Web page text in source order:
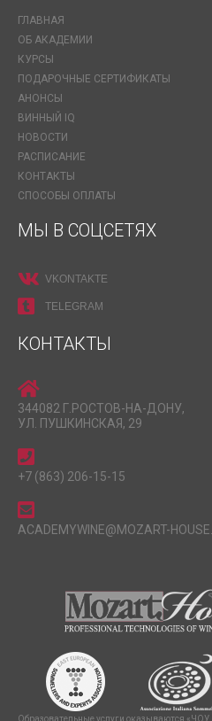
ГЛАВНАЯ
ОБ АКАДЕМИИ
КУРСЫ
ПОДАРОЧНЫЕ СЕРТИФИКАТЫ
АНОНСЫ
ВИННЫЙ IQ
НОВОСТИ
РАСПИСАНИЕ
КОНТАКТЫ
СПОСОБЫ ОПЛАТЫ
МЫ В СОЦСЕТЯХ
VKONTAKTE
TELEGRAM
КОНТАКТЫ
344082 Г.РОСТОВ-НА-ДОНУ,
УЛ. ПУШКИНСКАЯ, 29
+7 (863) 206-15-15
ACADEMYWINE@MOZART-
Образовательные услуги оказываются